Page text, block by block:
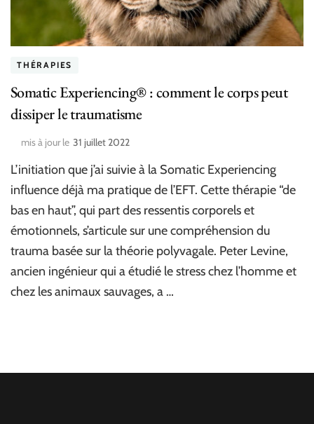
THÉRAPIES
Somatic Experiencing® : comment le corps peut
dissiper le traumatisme
mis à jour le 31 juillet 2022
L’initiation que j’ai suivie à la Somatic Experiencing
influence déjà ma pratique de l’EFT. Cette thérapie “de
bas en haut”, qui part des ressentis corporels et
émotionnels, s’articule sur une compréhension du
trauma basée sur la théorie polyvagale. Peter Levine,
ancien ingénieur qui a étudié le stress chez l’homme et
chez les animaux sauvages, a …